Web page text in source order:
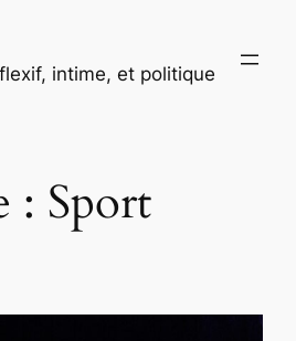
intime, et politique
: Sport